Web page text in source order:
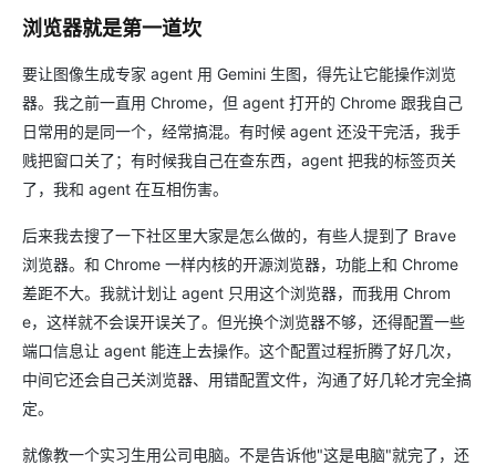
浏览器就是第一道坎
要让图像生成专家 agent 用 Gemini 生图，得先让它能操作浏览
器。我之前一直用 Chrome，但 agent 打开的 Chrome 跟我自己
日常用的是同一个，经常搞混。有时候 agent 还没干完活，我手
贱把窗口关了；有时候我自己在查东西，agent 把我的标签页关
了，我和 agent 在互相伤害。
后来我去搜了一下社区里大家是怎么做的，有些人提到了 Brave
浏览器。和 Chrome 一样内核的开源浏览器，功能上和 Chrome
差距不大。我就计划让 agent 只用这个浏览器，而我用 Chrom
e，这样就不会误开误关了。但光换个浏览器不够，还得配置一些
端口信息让 agent 能连上去操作。这个配置过程折腾了好几次，
中间它还会自己关浏览器、用错配置文件，沟通了好几轮才完全搞
定。
就像教一个实习生用公司电脑。不是告诉他"这是电脑"就完了，还